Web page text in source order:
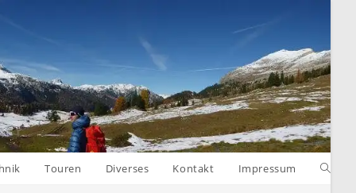
Touren Diverses Kontakt Impressum